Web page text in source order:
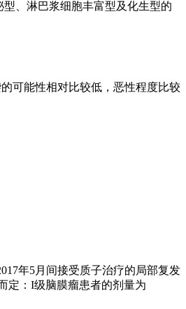
、淋巴浆细胞丰富型及化生型的
可能性相对比较低，恶性程度比较
年5月间接受质子治疗的局部复发
定：I级脑膜瘤患者的剂量为